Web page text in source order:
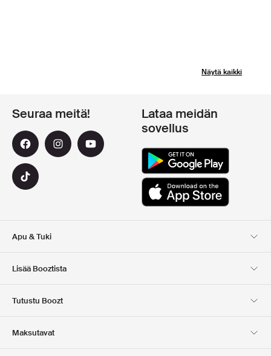
Näytä kaikki
Apu & Tuki
Lisää Booztista
Club Boozt
Tutustu Boozt
Seuraa meitä!
Lataa meidän
sovellus
Maksutavat